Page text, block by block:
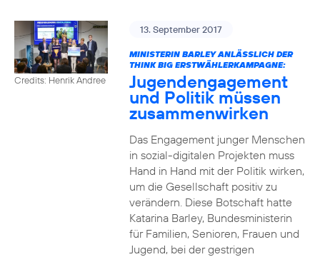
Credits: Henrik Andree
13. September 2017
MINISTERIN BARLEY ANLÄSSLICH DER
THINK BIG ERSTWÄHLERKAMPAGNE:
Jugendengagement
und Politik müssen
zusammenwirken
Das Engagement junger Menschen
in sozial-digitalen Projekten muss
Hand in Hand mit der Politik wirken,
um die Gesellschaft positiv zu
verändern. Diese Botschaft hatte
Katarina Barley, Bundesministerin
für Familien, Senioren, Frauen und
Jugend, bei der gestrigen